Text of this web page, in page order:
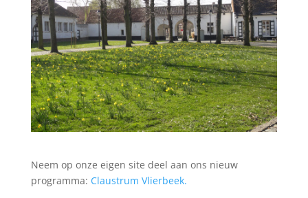
Neem op onze eigen site deel aan ons nieuw
programma: Claustrum Vlierbeek.